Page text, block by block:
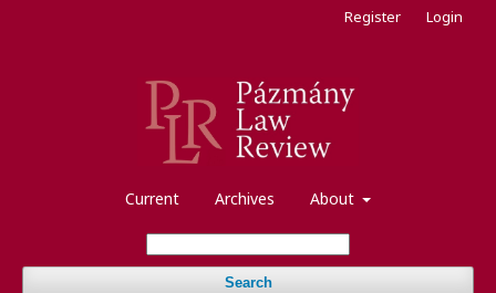
Current Archives About
Search
Register Login